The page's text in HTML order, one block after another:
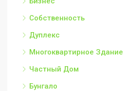
Собственность
Дуплекс
Многоквартирное Здание
Частный Дом
Бунгало